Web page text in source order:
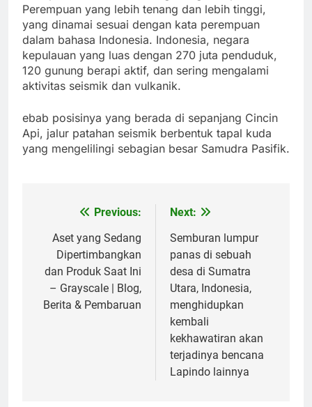
Perempuan yang lebih tenang dan lebih tinggi,
yang dinamai sesuai dengan kata perempuan
dalam bahasa Indonesia. Indonesia, negara
kepulauan yang luas dengan 270 juta penduduk,
120 gunung berapi aktif, dan sering mengalami
aktivitas seismik dan vulkanik.
ebab posisinya yang berada di sepanjang Cincin
Api, jalur patahan seismik berbentuk tapal kuda
yang mengelilingi sebagian besar Samudra Pasifik.
navigation
Previous:
Aset yang Sedang
Dipertimbangkan
dan Produk Saat Ini
– Grayscale | Blog,
Berita & Pembaruan
Next:
Semburan lumpur
panas di sebuah
desa di Sumatra
Utara, Indonesia,
menghidupkan
kembali
kekhawatiran akan
terjadinya bencana
Lapindo lainnya